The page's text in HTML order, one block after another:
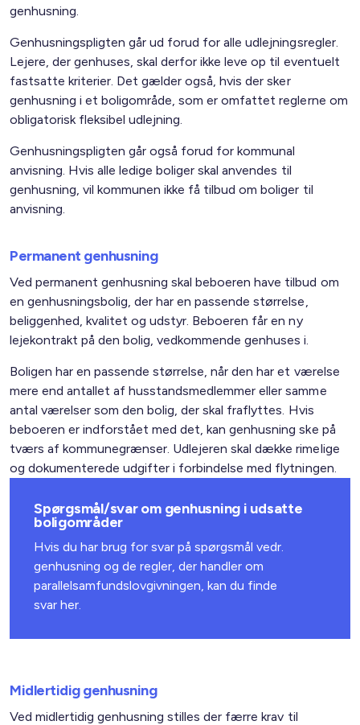
Spørgsmål/svar om genhusning i udsatte
boligområder
Hvis du har brug for svar på spørgsmål vedr.
genhusning og de regler, der handler om
parallelsamfundslovgivningen, kan du finde
svarher.
genhusning.
Genhusningspligten går ud forud for alle udlejningsregler.
Lejere, der genhuses, skal derfor ikke leve op til eventuelt
fastsatte kriterier. Det gælder også, hvis der sker
genhusning i et boligområde, som er omfattet reglerne om
obligatorisk fleksibel udlejning.
Genhusningspligten går også forud for kommunal
anvisning. Hvis alle ledige boliger skal anvendes til
genhusning, vil kommunen ikke få tilbud om boliger til
anvisning.
Permanent genhusning
Ved permanent genhusning skal beboeren have tilbud om
en genhusningsbolig, der har en passende størrelse,
beliggenhed, kvalitet og udstyr. Beboeren får en ny
lejekontrakt på den bolig, vedkommende genhuses i.
Boligen har en passende størrelse, når den har et værelse
mere end antallet af husstandsmedlemmer eller samme
antal værelser som den bolig, der skal fraflyttes. Hvis
beboeren er indforstået med det, kan genhusning ske på
tværs af kommunegrænser. Udlejeren skal dække rimelige
og dokumenterede udgifter i forbindelse med flytningen.
Midlertidig genhusning
Ved midlertidig genhusning stilles der færre krav til